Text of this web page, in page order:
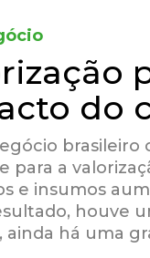
do
brasileiro
para a
e insumos
houve
há uma